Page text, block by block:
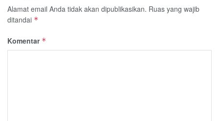
Alamat email Anda tidak akan dipublikasikan. Ruas yang wajib
ditandai *
Komentar *